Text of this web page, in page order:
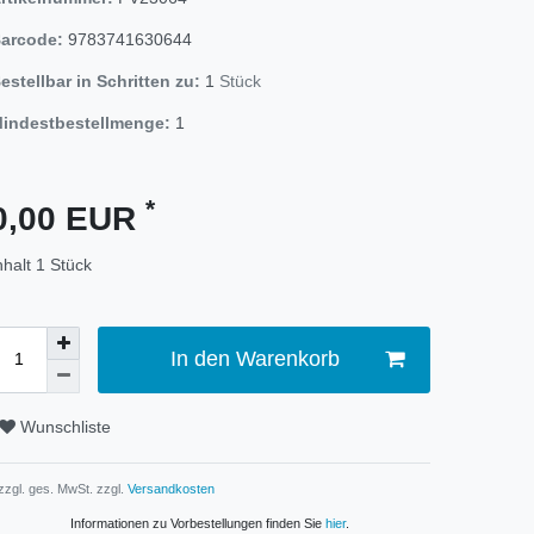
9783741630644
in Schritten zu: 1 Stück
1
EUR *
1 Stück
In den Warenkorb
Wunschliste
ges. MwSt. zzgl. Versandkosten
Informationen zu Vorbestellungen finden Sie hier.